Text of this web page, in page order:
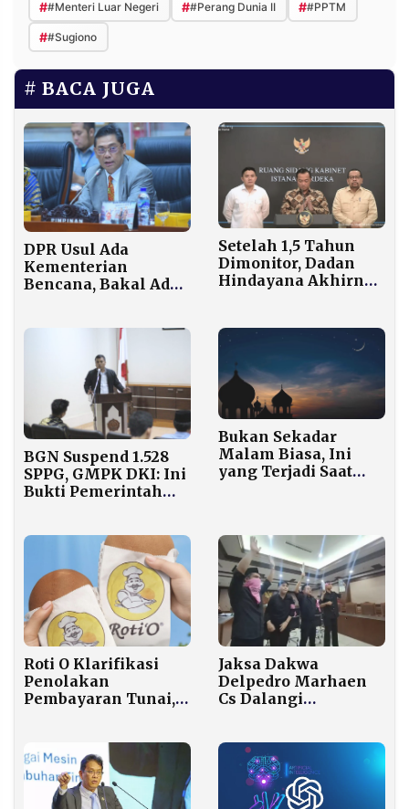
##Menteri Luar Negeri ##Perang Dunia II ##PPTM
##Sugiono
BACA JUGA
DPR Usul Ada
Kementerian
Bencana, Bakal Ada
Setelah 1,5 Tahun
Dimonitor, Dadan
Hindayana Akhirnya
BGN Suspend 1.528
SPPG, GMPK DKI: Ini
Bukti Pemerintah
Bukan Sekadar
Malam Biasa, Ini
yang Terjadi Saat
Roti O Klarifikasi
Penolakan
Pembayaran Tunai,
Layanan
Jaksa Dakwa
Delpedro Marhaen
Cs Dalangi